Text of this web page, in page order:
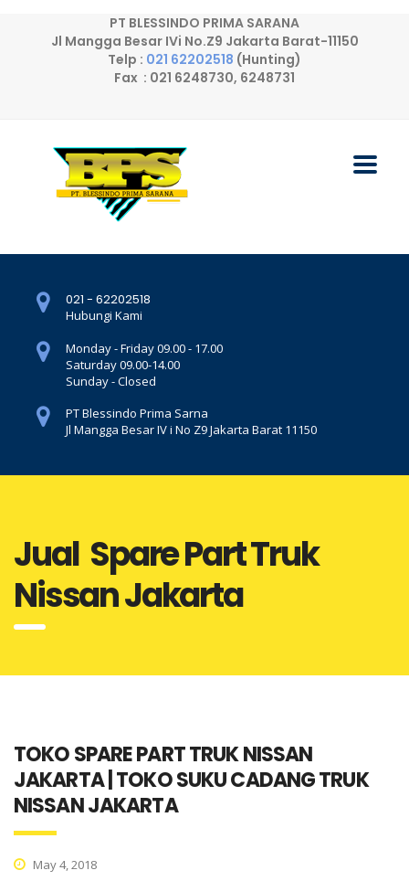
PT BLESSINDO PRIMA SARANA
Jl Mangga Besar IVi No.Z9 Jakarta Barat-11150
Telp : 021 62202518 (Hunting)
Fax : 021 6248730, 6248731
021 - 62202518
Hubungi Kami
Monday - Friday 09.00 - 17.00
Saturday 09.00-14.00
Sunday - Closed
PT Blessindo Prima Sarna
Jl Mangga Besar IV i No Z9 Jakarta Barat 11150
Jual Spare Part Truk
Nissan Jakarta
TOKO SPARE PART TRUK NISSAN
JAKARTA | TOKO SUKU CADANG TRUK
NISSAN JAKARTA
May 4, 2018